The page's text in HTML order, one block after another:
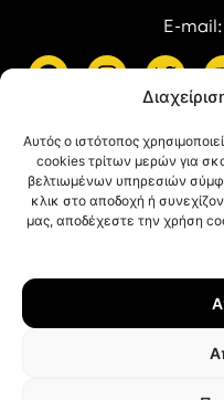
Αυτός ο ιστότοπος
cookies τρίτων μερών για
βελτιωμένων υπηρεσιών
κλικ στο αποδοχή ή
μας, αποδέχεστε την χρήση
E-mail: